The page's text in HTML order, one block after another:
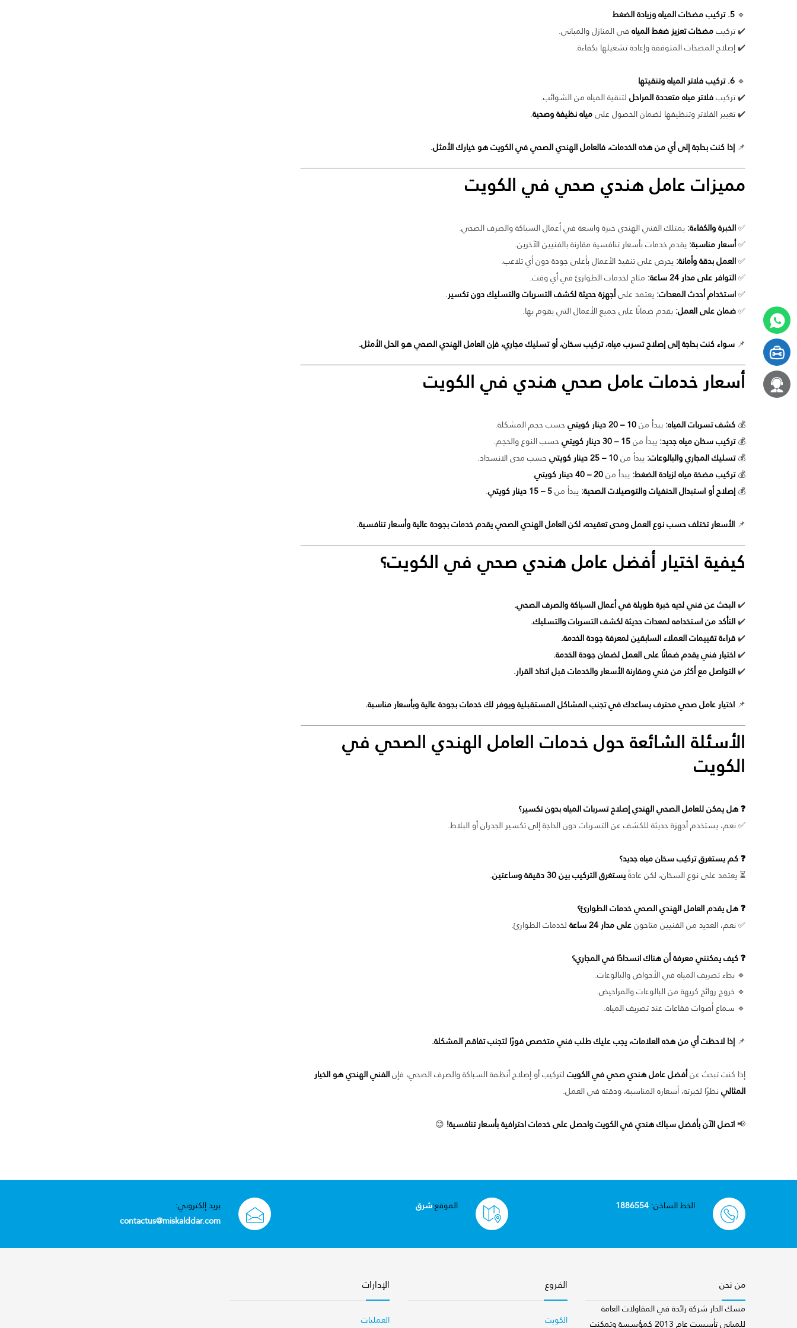
🔹 5. تركيب مضخات المياه وزيادة الضغط
✔️ تركيبمضخات تعزيز ضغط المياهفي المنازل والمباني.
✔️ إصلاح المضخات المتوقفة وإعادة تشغيلها بكفاءة.
🔹 6. تركيب فلاتر المياه وتنقيتها
✔️ تركيبفلاتر مياه متعددة المراحللتنقية المياه من الشوائب.
✔️ تغيير الفلاتر وتنظيفها لضمان الحصول علىمياه نظيفة وصحية.
📌 إذا كنت بحاجة إلى أي من هذه الخدمات، فالعامل الهندي الصحي في الكويت هو خيارك الأمثل.
مميزاتعامل هندي صحي في الكويت
✅الخبرة والكفاءة:يمتلك الفني الهندي خبرة واسعة في أعمال السباكة والصرف الصحي.
✅أسعار مناسبة:يقدم خدمات بأسعار تنافسية مقارنة بالفنيين الآخرين.
✅العمل بدقة وأمانة:يحرص على تنفيذ الأعمال بأعلى جودة دون أي تلاعب.
✅التوافر على مدار 24 ساعة:
متاح لخدمات الطوارئ في أي وقت.
✅استخدام أحدث المعدات:يعتمد علىأجهزة حديثة لكشف التسربات والتسليك دون تكسير.
✅ضمان على العمل:يقدم ضمانًا على جميع الأعمال التي يقوم بها.
📌 سواء كنت بحاجة إلى إصلاح تسرب مياه، تركيب سخان، أو تسليك مجاري، فإن العامل الهندي الصحي هو الحل الأمثل.
أسعار خدمات عامل صحي هندي في الكويت
💰كشف تسربات المياه:يبدأ من10 – 20 دينار كويتي
حسب حجم المشكلة.
💰تركيب سخان مياه جديد:يبدأ من15 – 30 دينار كويتي
حسب النوع والحجم.
💰تسليك المجاري والبالوعات:يبدأ من10 – 25 دينار كويتي
حسب مدى الانسداد.
💰تركيب مضخة مياه لزيادة الضغط:يبدأ من20 – 40 دينار كويتي
.
💰إصلاح أو استبدال الحنفيات والتوصيلات الصحية:يبدأ من5 – 15 دينار كويتي .
📌 الأسعار تختلف حسب نوع العمل ومدى تعقيده، لكن العامل الهندي الصحي يقدم خدمات بجودة عالية وأسعار تنافسية.
كيفية اختيار أفضل عامل هندي صحي في الكويت؟
✔️البحث عن فني لديه خبرة طويلة في أعمال السباكة والصرف الصحي.
✔️التأكد من استخدامه لمعدات حديثة لكشف التسربات والتسليك.
✔️قراءة تقييمات العملاء السابقين لمعرفة جودة الخدمة.
✔️اختيار فني يقدم ضمانًا على العمل لضمان جودة الخدمة.
✔️التواصل مع أكثر من فني ومقارنة الأسعار والخدمات قبل اتخاذ القرار.
📌 اختيار عامل صحي محترف يساعدك في تجنب المشاكل المستقبلية ويوفر لك خدمات بجودة عالية وبأسعار مناسبة.
الأسئلة الشائعة حول خدمات العامل الهندي الصحي في
الكويت
❓ هل يمكن للعامل الصحي الهندي إصلاح تسربات المياه بدون تكسير؟
✅ نعم، يستخدم أجهزة حديثة للكشف عن التسربات دون الحاجة إلى تكسير الجدران أو البلاط.
❓ كم يستغرق تركيب سخان مياه جديد؟
⏳ يعتمد على نوع السخان، لكن عادةًيستغرق التركيب بين 30 دقيقة وساعتين .
❓ هل يقدم العامل الهندي الصحي خدمات الطوارئ؟
✅ نعم، العديد من الفنيين متاحونعلى مدار 24 ساعة لخدمات الطوارئ.
❓ كيف يمكنني معرفة أن هناك انسدادًا في المجاري؟
🔹 بطء تصريف المياه في الأحواض والبالوعات.
🔹 خروج روائح كريهة من البالوعات والمراحيض.
🔹 سماع أصوات فقاعات عند تصريف المياه.
📌 إذا لاحظت أي من هذه العلامات، يجب عليك طلب فني متخصص فورًا لتجنب تفاقم المشكلة.
إذا كنت تبحث عنأفضل عامل هندي صحي في الكويتلتركيب أو إصلاح أنظمة السباكة والصرف الصحي، فإنالفني الهندي هو الخيار
المثالينظرًا لخبرته، أسعاره المناسبة، ودقته في العمل.
📢اتصل الآن بأفضل سباك هندي في الكويت واحصل على خدمات احترافية بأسعار تنافسية! 😊
الخط الساخن:1886554 الموقع:شرق
بريد إلكتروني:
contactus@miskalddar.com
من نحن
مسك الدار شركة رائدة في المقاولات العامة
للمباني تأسست عام 2013 كمؤسسة وتمكنت
الفروع
الكويت
الإدارات
العمليات